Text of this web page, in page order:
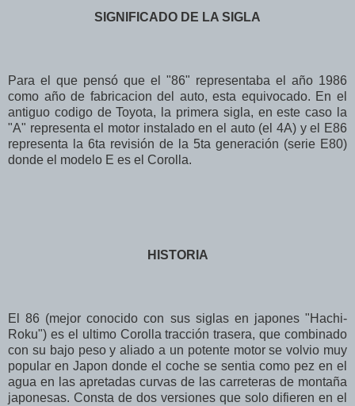
SIGNIFICADO DE LA SIGLA
Para el que pensó que el "86" representaba el año 1986
como año de fabricacion del auto, esta equivocado. En el
antiguo codigo de Toyota, la primera sigla, en este caso la
"A" representa el motor instalado en el auto (el 4A) y el E86
representa la 6ta revisión de la 5ta generación (serie E80)
donde el modelo E es el Corolla.
HISTORIA
El 86 (mejor conocido con sus siglas en japones "Hachi-
Roku") es el ultimo Corolla tracción trasera, que combinado
con su bajo peso y aliado a un potente motor se volvio muy
popular en Japon donde el coche se sentia como pez en el
agua en las apretadas curvas de las carreteras de montaña
japonesas. Consta de dos versiones que solo difieren en el